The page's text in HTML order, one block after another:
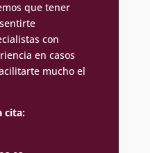
que tener
con
en casos
mucho el
cita: